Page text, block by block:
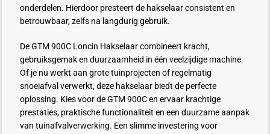
onderdelen. Hierdoor presteert de hakselaar consistent en
betrouwbaar, zelfs na langdurig gebruik.
De GTM 900C Loncin Hakselaar combineert kracht,
gebruiksgemak en duurzaamheid in één veelzijdige machine.
Of je nu werkt aan grote tuinprojecten of regelmatig
snoeiafval verwerkt, deze hakselaar biedt de perfecte
oplossing. Kies voor de GTM 900C en ervaar krachtige
prestaties, praktische functionaliteit en een duurzame aanpak
van tuinafvalverwerking. Een slimme investering voor